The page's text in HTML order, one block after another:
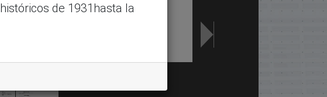
de 1931hasta la